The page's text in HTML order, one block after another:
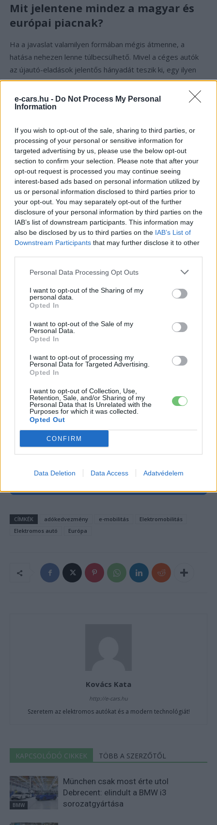
e-cars.hu - Do Not Process My Personal
Information
If you wish to opt-out of the sale, sharing to third parties, or
processing of your personal or sensitive information for
targeted advertising by us, please use the below opt-out
section to confirm your selection. Please note that after your
opt-out request is processed you may continue seeing
interest-based ads based on personal information utilized by
us or personal information disclosed to third parties prior to
your opt-out. You may separately opt-out of the further
disclosure of your personal information by third parties on the
IAB’s list of downstream participants. This information may
also be disclosed by us to third parties on the IAB’s List of
Downstream Participants that may further disclose it to other
Personal Data Processing Opt Outs
I want to opt-out of the Sharing of my
personal data.
Opted In
I want to opt-out of the Sale of my
Personal Data.
Opted In
I want to opt-out of processing my
Personal Data for Targeted Advertising.
Opted In
I want to opt-out of Collection, Use,
Retention, Sale, and/or Sharing of my
Personal Data that Is Unrelated with the
Purposes for which it was collected.
Opted Out
CONFIRM
Data Deletion Data Access Adatvédelem
Mit jelentene mindez a magyar és
európai piacnak?
Ha a javaslat valamilyen formában mégis átmenne, a
hatása nehezen lenne túlbecsülhető. Mivel a céges autók
az újautó-eladások jelentős hányadát teszik ki, egy ilyen
szabályozás önmagában is komolyan felgyorsíthatná az
elektromos autók terjedését — gyakorlatilag a
flottapiacon keresztül kényszerítené ki azt az átállást,
hozott. Amennyiben a flotta a piac nagyjából felét adja(ami
több nyugat-európai piacon reális arány), akkor a céges
szegmens kötelező villamosítása önmagában
megduplázhatná az EV-k újautó-piaci részesedését anélkül,
hogy egyetlen magánvásárló is döntene az elektromos
mellett — ez a forrásban nem szereplő, de a logikából
levezethető becslés mutatja, miért tartják ennyire
ütőkártyának ezt az eszközt a tervezet támogatói.
Ezzel szemben az iparág szereplői épp az ütemtől
tartanak: attól, hogy a túl gyors átállás gazdasági
problémákat és versenyképességi hátrányt okozhat,
a hagyományos autógyártás szerepe. Magyarországra
mindez kettős éllel vonatkozik. Egyrészt a hazai céges
flották jelentős részben dízeles autókból állnak, így egy
adóelőny-megvonás itt is érzékenyen érintené a
feltétel épp abban a pillanatban szűkítené a választékot,
amikor a magyar piacon egyre több, kedvező árú kínai
a cégeket az elektromos meghajtás felé, és zárná ki a
kínálat egy részét a kedvezményből. A következő hónapok
brüsszeli alkudozása dönti el, hogy ebből mennyi marad
meg a végső szövegben.
Kövesd az e-cars.hu-t a Facebookon is, további
CÍMKÉK adókedvezmény e-mobilitás
Elektromobilitás
Elektromos autó
Európa
Kovács Kata
http://e-cars.hu
Szeretem az elektromos autókat és a modern technológiát!
KAPCSOLÓDÓ CIKKEK TÖBB A SZERZŐTŐL
BMW
München csak most érte utol
Debrecent: elindult a BMW i3
sorozatgyártása